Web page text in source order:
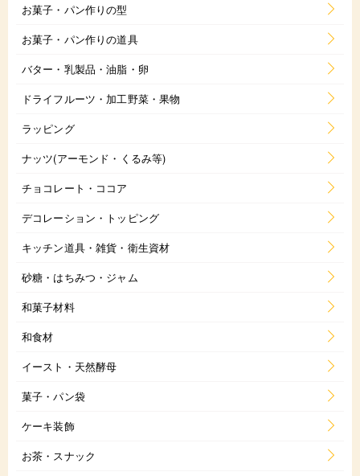
お菓子・パン作りの型
お菓子・パン作りの道具
バター・乳製品・油脂・卵
ドライフルーツ・加工野菜・果物
ラッピング
ナッツ(アーモンド・くるみ等)
チョコレート・ココア
デコレーション・トッピング
キッチン道具・雑貨・衛生資材
砂糖・はちみつ・ジャム
和菓子材料
和食材
イースト・天然酵母
菓子・パン袋
ケーキ装飾
お茶・スナック